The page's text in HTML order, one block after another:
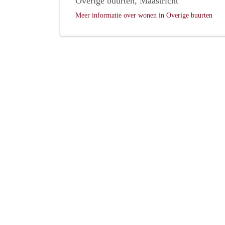
Meer informatie over wonen in Overige buurten